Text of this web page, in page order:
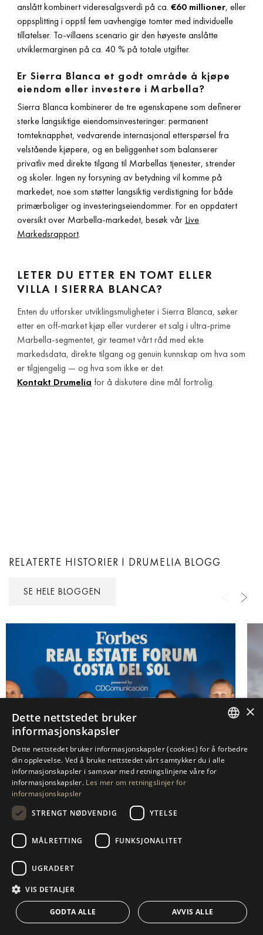
anslått kombinert videresalgsverdi på ca. €60 millioner, eller
oppsplitting i opptil fem uavhengige tomter med individuelle
tillatelser. To-villaens scenario gir den høyeste anslåtte
utviklermarginen på ca. 40 % på totale utgifter.
Er Sierra Blanca et godt område å kjøpe
eiendom eller investere i Marbella?
Sierra Blanca kombinerer de tre egenskapene som definerer
sterke langsiktige eiendomsinvesteringer: permanent
tomteknapphet, vedvarende internasjonal etterspørsel fra
velstående kjøpere, og en beliggenhet som balanserer
privatliv med direkte tilgang til Marbellas tjenester, strender
og skoler. Ingen ny forsyning av betydning vil komme på
markedet, noe som støtter langsiktig verdistigning for både
primærboliger og investeringseiendommer. For en oppdatert
oversikt over Marbella-markedet, besøk vår Live
Markedsrapport.
LETER DU ETTER EN TOMT ELLER
VILLA I SIERRA BLANCA?
Enten du utforsker utviklingsmuligheter i Sierra Blanca, søker
etter en off-market kjøp eller vurderer et salg i ultra-prime
Marbella-segmentet, gir teamet vårt råd med ekte
markedsdata, direkte tilgang og genuin kunnskap om hva som
er tilgjengelig — og hva som ikke er det.
Kontakt Drumelia for å diskutere dine mål fortrolig.
RELATERTE HISTORIER I DRUMELIA BLOGG
SE HELE BLOGGEN
ARTUR LOGINOV PÅ FORBES REAL ESTATE
FORUM COSTA DEL SOL
SPANISH
DUTCH
×
Dette nettstedet bruker
informasjonskapsler
Dette nettstedet bruker informasjonskapsler (cookies) for å forbedre
din opplevelse. Ved å bruke nettstedet vårt samtykker du i alle
informasjonskapsler i samsvar med retningslinjene våre for
informasjonskapsler. Les mer om retningslinjer for
informasjonskapsler
STRENGT NØDVENDIG
YTELSE
MÅLRETTING FUNKSJONALITET
UGRADERT
VIS DETALJER
GODTA ALLE AVVIS ALLE